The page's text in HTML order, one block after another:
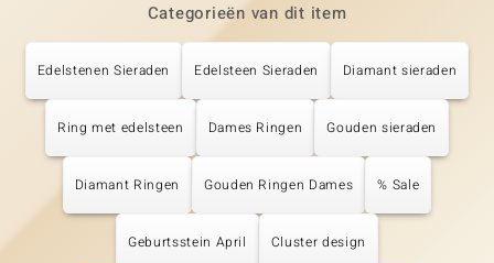
Categorieën van dit item
Edelstenen Sieraden Edelsteen Sieraden Diamant sieraden
Ring met edelsteen Dames Ringen Gouden sieraden
Diamant Ringen Gouden Ringen Dames % Sale
Geburtsstein April Cluster design